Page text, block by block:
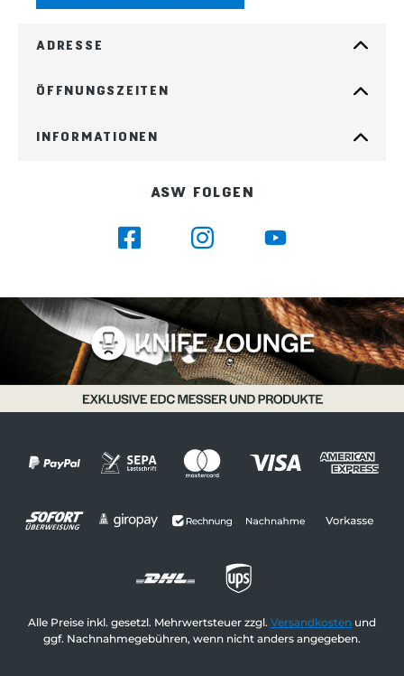
ADRESSE
ÖFFNUNGSZEITEN
INFORMATIONEN
ASW FOLGEN
Alle Preise inkl. gesetzl. Mehrwertsteuer zzgl. Versandkosten und
ggf. Nachnahmegebühren, wenn nicht anders angegeben.